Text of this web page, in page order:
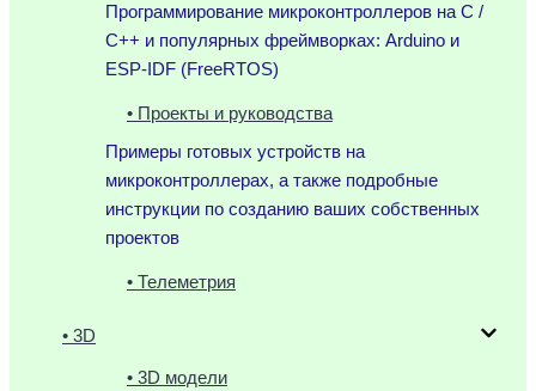
Программирование микроконтроллеров на C /
C++ и популярных фреймворках: Arduino и
ESP-IDF (FreeRTOS)
• Проекты и руководства
Примеры готовых устройств на
микроконтроллерах, а также подробные
инструкции по созданию ваших собственных
проектов
• Телеметрия
• 3D
• 3D модели